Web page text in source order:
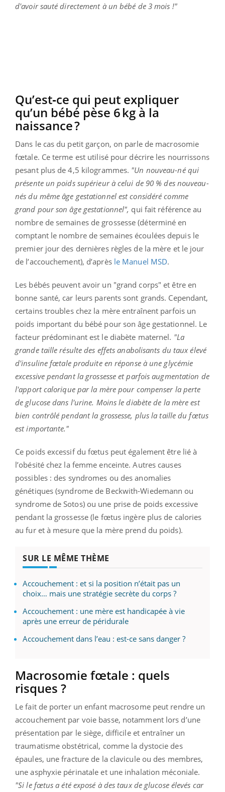
d'avoir sauté directement à un bébé de 3 mois !"
Qu’est‑ce qui peut expliquer
qu’un bébé pèse 6 kg à la
naissance ?
Dans le cas du petit garçon, on parle de macrosomie
fœtale. Ce terme est utilisé pour décrire les nourrissons
pesant plus de 4,5 kilogrammes. "Un nouveau-né qui
présente un poids supérieur à celui de 90 % des nouveau-
nés du même âge gestationnel est considéré comme
grand pour son âge gestationnel", qui fait référence au
nombre de semaines de grossesse (déterminé en
comptant le nombre de semaines écoulées depuis le
premier jour des dernières règles de la mère et le jour
de l’accouchement), d’après le Manuel MSD.
Les bébés peuvent avoir un "grand corps" et être en
bonne santé, car leurs parents sont grands. Cependant,
certains troubles chez la mère entraînent parfois un
poids important du bébé pour son âge gestationnel. Le
facteur prédominant est le diabète maternel. "La
grande taille résulte des effets anabolisants du taux élevé
d'insuline fœtale produite en réponse à une glycémie
excessive pendant la grossesse et parfois augmentation de
l'apport calorique par la mère pour compenser la perte
de glucose dans l'urine. Moins le diabète de la mère est
bien contrôlé pendant la grossesse, plus la taille du fœtus
est importante."
Ce poids excessif du fœtus peut également être lié à
l’obésité chez la femme enceinte. Autres causes
possibles : des syndromes ou des anomalies
génétiques (syndrome de Beckwith-Wiedemann ou
syndrome de Sotos) ou une prise de poids excessive
pendant la grossesse (le fœtus ingère plus de calories
au fur et à mesure que la mère prend du poids).
SUR LE MÊME THÈME
Accouchement : et si la position n’était pas un
choix… mais une stratégie secrète du corps ?
Accouchement : une mère est handicapée à vie
après une erreur de péridurale
Accouchement dans l’eau : est-ce sans danger ?
Macrosomie fœtale : quels
risques ?
Le fait de porter un enfant macrosome peut rendre un
accouchement par voie basse, notamment lors d’une
présentation par le siège, difficile et entraîner un
traumatisme obstétrical, comme la dystocie des
épaules, une fracture de la clavicule ou des membres,
une asphyxie périnatale et une inhalation méconiale.
"Si le fœtus a été exposé à des taux de glucose élevés car